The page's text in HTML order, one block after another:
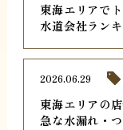
東海エリアで
水道会社ラン
東海エリアの
急な水漏れ・
2026.06.29